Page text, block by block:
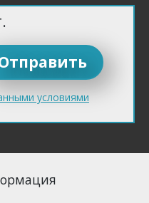
условиями